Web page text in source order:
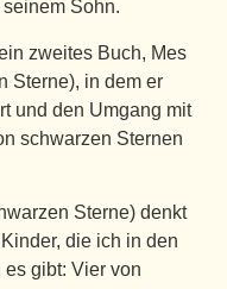
Sohn.
zweites Buch, Mes
Sterne), in dem er
und den Umgang mit
schwarzen Sternen
Sterne) denkt
die ich in den
gibt: Vier von